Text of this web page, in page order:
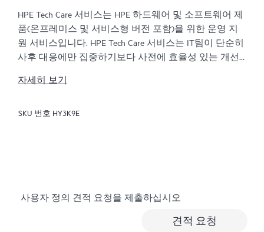
HPE Tech Care 서비스는 HPE 하드웨어 및 소프트웨어 제
품(온프레미스 및 서비스형 버전 포함)을 위한 운영 지
원 서비스입니다. HPE Tech Care 서비스는 IT팀이 단순히
사후 대응에만 집중하기보다 사전에 효율성 있는 개선
줍니다.
HPE Tech Care 서비스는 고객이 위험을 줄이는 것뿐만 아
해 도움을 받을 수 있습니다. 고객은 특정 워크로드의 컨
보유한 전문 기술 리소스에 대한 액세스를 제공받으며,
자세히 보기
SKU 번호 HY3K9E
사용자 정의 견적 요청을 제출하십시오
견적 요청